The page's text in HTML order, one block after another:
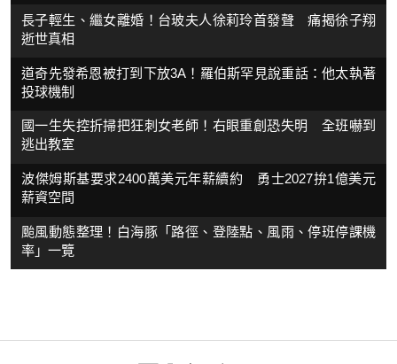
長子輕生、繼女離婚！台玻夫人徐莉玲首發聲 痛揭徐子翔
逝世真相
道奇先發希恩被打到下放3A！羅伯斯罕見說重話：他太執著
投球機制
國一生失控折掃把狂刺女老師！右眼重創恐失明 全班嚇到
逃出教室
波傑姆斯基要求2400萬美元年薪續約 勇士2027拚1億美元
薪資空間
颱風動態整理！白海豚「路徑、登陸點、風雨、停班停課機
率」一覽